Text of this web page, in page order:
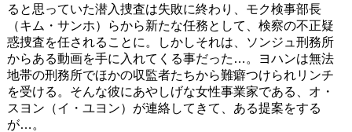
ると思っていた潜入捜査は失敗に終わり、モク検事部長
（キム・サンホ）らから新たな任務として、検察の不正疑
惑捜査を任されることに。しかしそれは、ソンジュ刑務所
からある動画を手に入れてくる事だった…。ヨハンは無法
地帯の刑務所でほかの収監者たちから難癖つけられリンチ
を受ける。そんな彼にあやしげな女性事業家である、オ・
スヨン（イ・ユヨン）が連絡してきて、ある提案をする
が…。